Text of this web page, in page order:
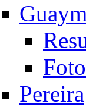
Pereira